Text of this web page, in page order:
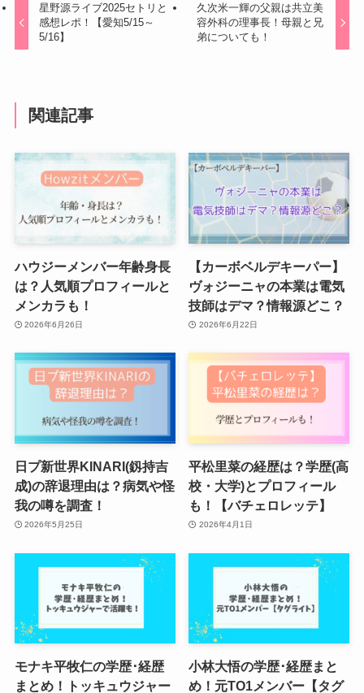
星野源ライブ2025セトリと
感想レポ！【愛知5/15～
5/16】
久次米一輝の父親は共立美
容外科の理事長！母親と兄
弟についても！
関連記事
ハウジーメンバー年齢身長
は？人気順プロフィールと
メンカラも！
2026年6月26日
【カーボベルデキーパー】
ヴォジーニャの本業は電気
技師はデマ？情報源どこ？
2026年6月22日
日プ新世界KINARI(釼持吉
成)の辞退理由は？病気や怪
我の噂を調査！
2026年5月25日
平松里菜の経歴は？学歴(高
校・大学)とプロフィール
も！【バチェロレッテ】
2026年4月1日
モナキ平牧仁の学歴･経歴
まとめ！トッキュウジャー
小林大悟の学歴･経歴まと
め！元TO1メンバー【タグ